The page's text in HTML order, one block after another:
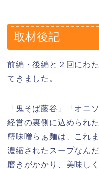
取材後記
前編・後編と２回にわ
てきました。
「鬼そば藤谷」「オニ
経営の裏側に込められ
蟹味噌らぁ麺は、これ
濃縮されたスープなん
磨きがかかり、美味し